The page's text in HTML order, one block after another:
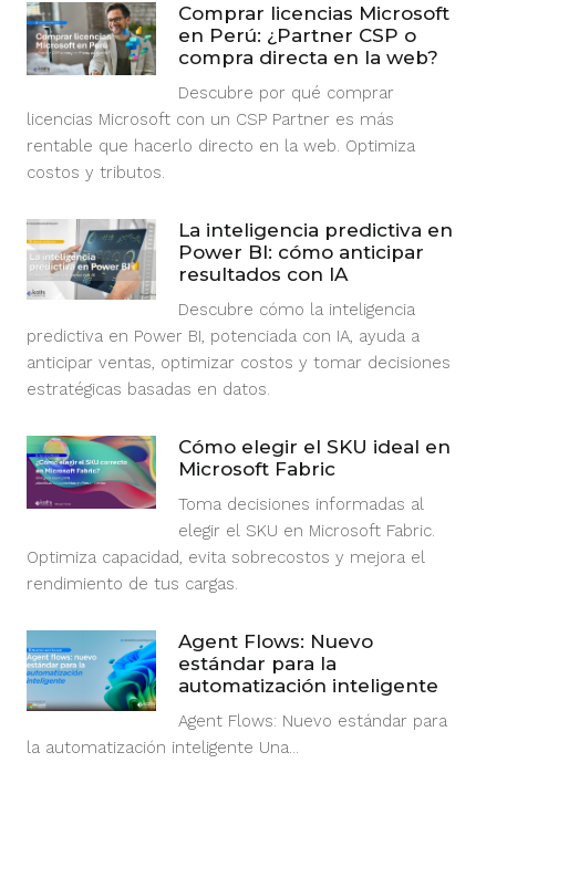
Comprar licencias Microsoft
en Perú: ¿Partner CSP o
compra directa en la web?
Descubre por qué comprar
licencias Microsoft con un CSP Partner es más
rentable que hacerlo directo en la web. Optimiza
costos y tributos.
La inteligencia predictiva en
Power BI: cómo anticipar
resultados con IA
Descubre cómo la inteligencia
predictiva en Power BI, potenciada con IA, ayuda a
anticipar ventas, optimizar costos y tomar decisiones
estratégicas basadas en datos.
Cómo elegir el SKU ideal en
Microsoft Fabric
Toma decisiones informadas al
elegir el SKU en Microsoft Fabric.
Optimiza capacidad, evita sobrecostos y mejora el
rendimiento de tus cargas.
Agent Flows: Nuevo
estándar para la
automatización inteligente
Agent Flows: Nuevo estándar para
la automatización inteligente Una...